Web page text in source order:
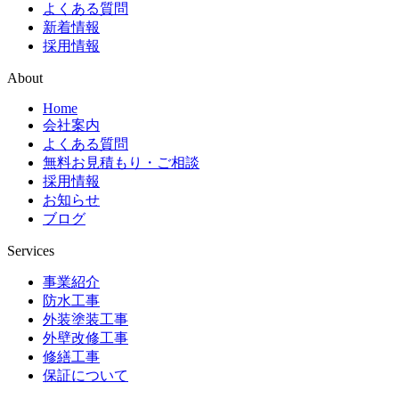
よくある質問
新着情報
採用情報
About
Home
会社案内
よくある質問
無料お見積もり・ご相談
採用情報
お知らせ
ブログ
Services
事業紹介
防水工事
外装塗装工事
外壁改修工事
修繕工事
保証について